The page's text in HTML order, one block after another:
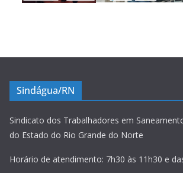
Sindágua/RN
Sindicato dos Trabalhadores em
do Estado do Rio Grande do Norte
Horário de atendimento: 7h30 às 11h30 e